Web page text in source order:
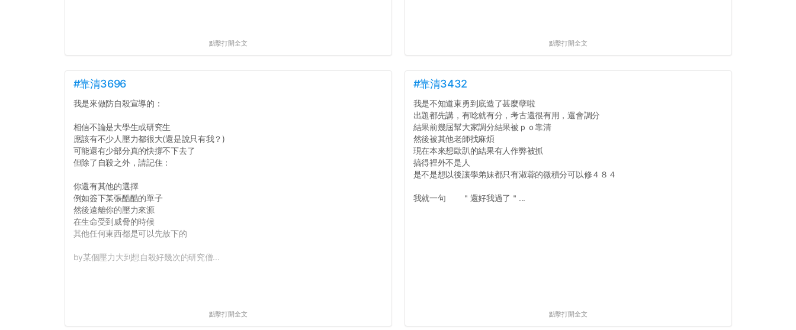
點擊打開全文 點擊打開全文
#靠清3696
我是來做防自殺宣導的：
相信不論是大學生或研究生
應該有不少人壓力都很大(還是說只有我？)
可能還有少部分真的快撐不下去了
但除了自殺之外，請記住：
你還有其他的選擇
例如簽下某張酷酷的單子
然後遠離你的壓力來源
在生命受到威脅的時候
其他任何東西都是可以先放下的
by某個壓力大到想自殺好幾次的研究僧...
點擊打開全文
#靠清3432
我是不知道東勇到底造了甚麼孽啦
出題都先講，有唸就有分，考古還很有用，還會調分
結果前幾屆幫大家調分結果被ｐｏ靠清
然後被其他老師找麻煩
現在本來想歐趴的結果有人作弊被抓
搞得裡外不是人
是不是想以後讓學弟妹都只有淑蓉的微積分可以修４８４
我就一句 ＂還好我過了＂...
點擊打開全文